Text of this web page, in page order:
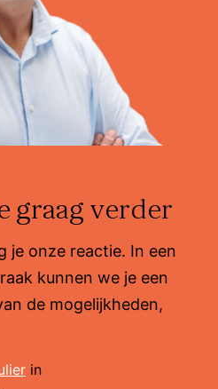
graag verder
je onze reactie. In een
kunnen we je een
de mogelijkheden,
in